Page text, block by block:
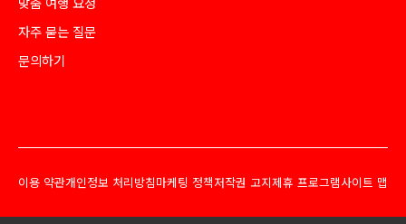
자주 묻는 질문
문의하기
이용 약관개인정보 처리방침마케팅 정책저작권 고지제휴 프로그램사이트 맵